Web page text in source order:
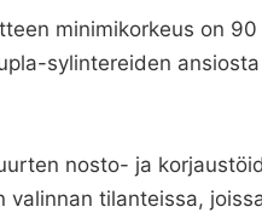
minimikorkeus on
sylintereiden
nosto- ja
tilanteissa,